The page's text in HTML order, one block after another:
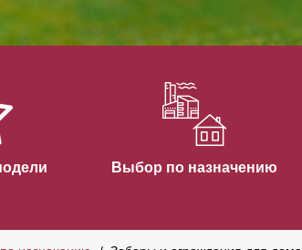
Выбор по назначению